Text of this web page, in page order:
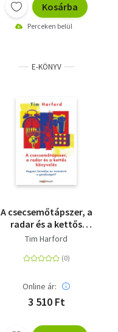
Kosárba
Perceken belül
E-KÖNYV
A csecsemőtápszer, a
radar és a kettős
könyvelés - Hogyan
a gazdaságot?
Tim Harford
Online ár:
3 510 Ft